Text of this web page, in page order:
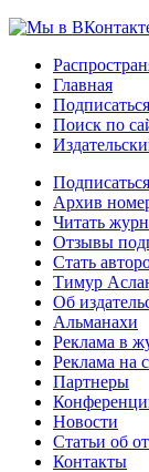
Главная
Подписаться
Поиск по
Подписаться
Архив
Читать
Отзывы
Стать
Тимур
Об
Альманахи
Реклама в
Реклама на
Партнеры
Новости
Статьи об
Контакты